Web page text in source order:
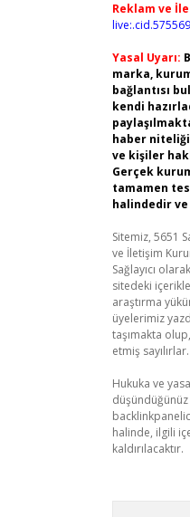
Reklam ve
Yasal Uyarı:
marka,
bağlantısı
kendi
haber
ve kişiler
Gerçek
tamamen
halindedir
Sitemiz, 5651
ve İletişim
Sağlayıcı
sitedeki
araştırma
üyelerimiz
taşımakta
etmiş sayılırlar.
Hukuka ve
halinde, ilgili
kaldırılacaktır.